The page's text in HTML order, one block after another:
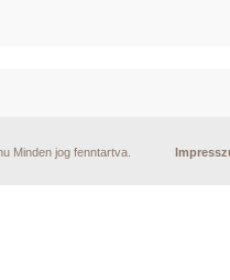
Minden jog fenntartva.